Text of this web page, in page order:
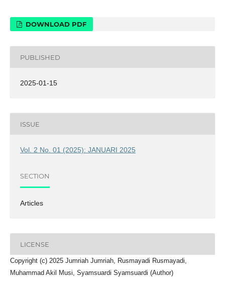
DOWNLOAD PDF
PUBLISHED
2025-01-15
ISSUE
Vol. 2 No. 01 (2025): JANUARI 2025
SECTION
Articles
LICENSE
Copyright (c) 2025 Jumriah Jumriah, Rusmayadi Rusmayadi,
Muhammad Akil Musi, Syamsuardi Syamsuardi (Author)